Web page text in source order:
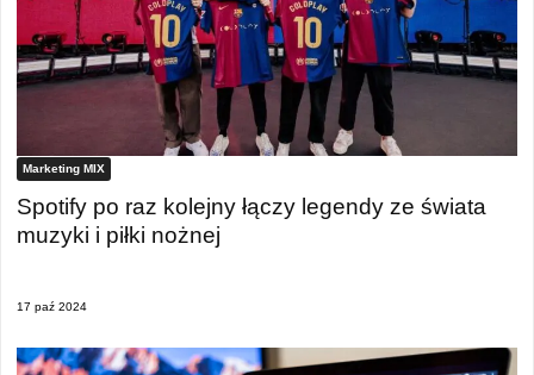
Marketing MIX
Spotify po raz kolejny łączy legendy ze świata
muzyki i piłki nożnej
17 paź 2024